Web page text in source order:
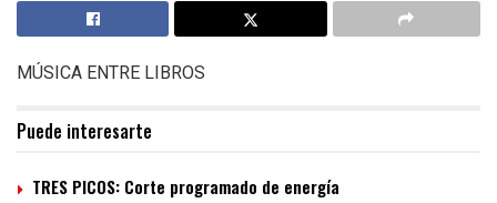
MÚSICA ENTRE LIBROS
Puede interesarte
TRES PICOS: Corte programado de energía